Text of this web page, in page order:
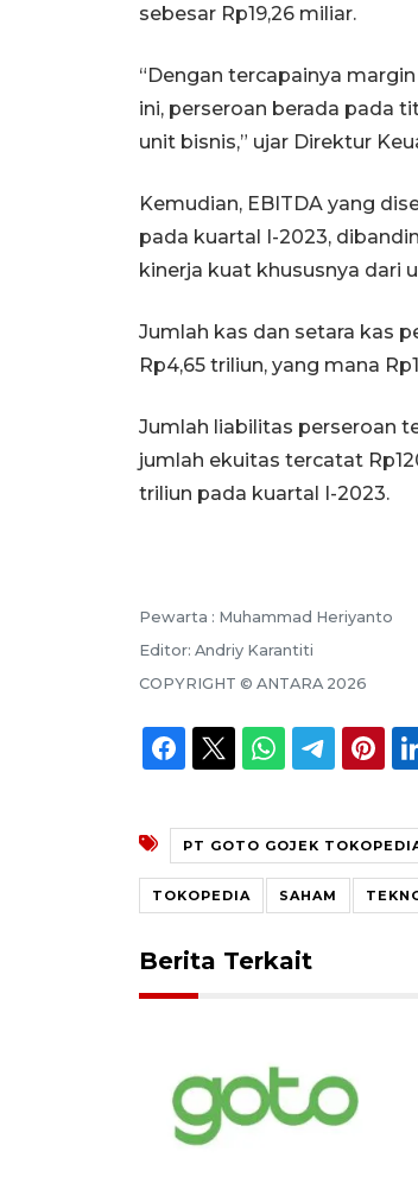
sebesar Rp19,26 miliar.
“Dengan tercapainya
ini, perseroan berada pada
unit bisnis,” ujar Direktur
Kemudian, EBITDA yang
pada kuartal I-2023,
kinerja kuat khususnya dari
Jumlah kas dan setara kas
Rp4,65 triliun, yang mana
Jumlah liabilitas perseroan
jumlah ekuitas tercatat
triliun pada kuartal I-2023.
Pewarta : Muhammad Heriyanto
Editor: Andriy Karantiti
COPYRIGHT © ANTARA 2026
PT GOTO GOJEK
TOKOPEDIA SAHAM
Berita Terkait